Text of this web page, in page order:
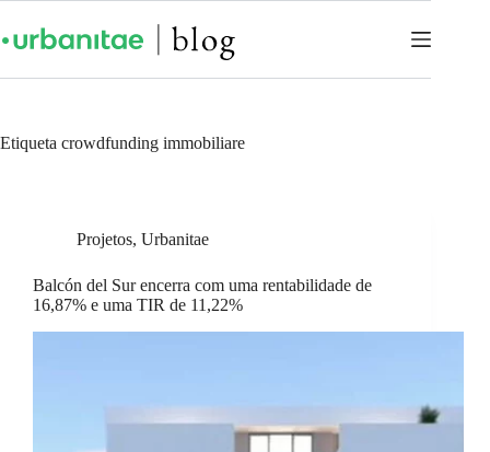
Etiqueta crowdfunding immobiliare
Projetos, Urbanitae
Balcón del Sur encerra com uma rentabilidade de
16,87% e uma TIR de 11,22%